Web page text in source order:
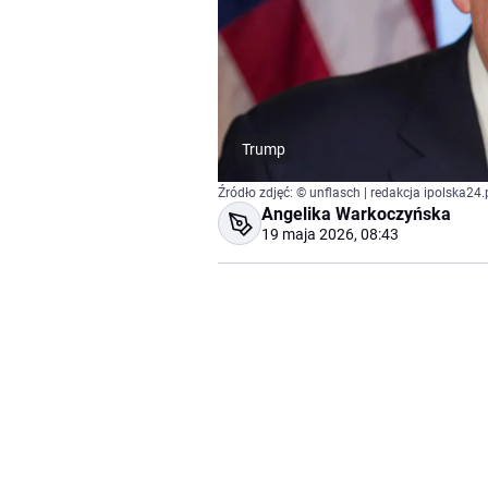
Trump
Źródło zdjęć: © unflasch | redakcja
Angelika Warkoczyńska
19 maja 2026, 08:43